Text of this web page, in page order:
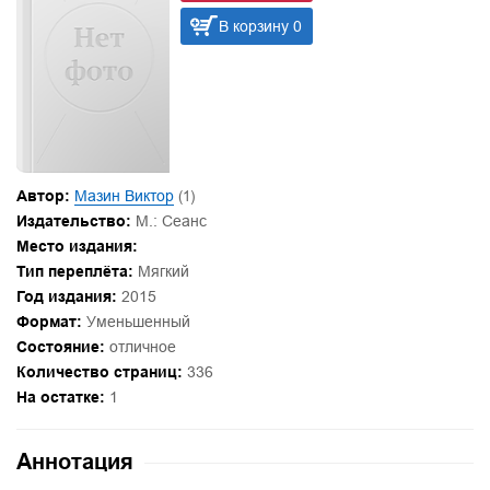
В корзину 0
Автор: Мазин Виктор (1)
Издательство: М.: Сеанс
Место издания:
Тип переплёта: Мягкий
Год издания: 2015
Формат: Уменьшенный
Состояние: отличное
Количество страниц: 336
На остатке: 1
Аннотация